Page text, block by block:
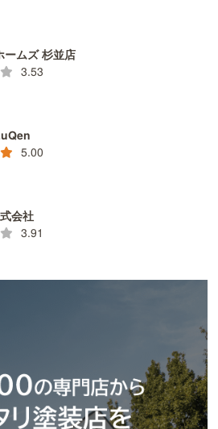
ームズ 杉並店
3.53
5.00
会社
3.91